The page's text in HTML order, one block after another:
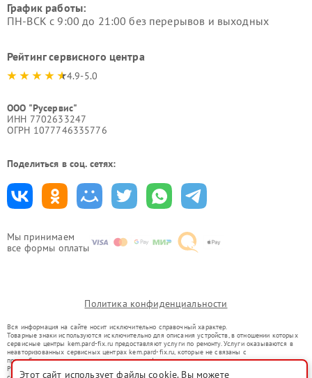
Мы принимаем
все формы оплаты
График работы:
ПН-ВСК с 9:00 до 21:00 без перерывов и выходных
Рейтинг сервисного центра
4.9-5.0
ООО "Русервис"
ИНН 7702633247
ОГРН 1077746335776
Поделиться в соц. сетях:
Политика конфиденциальности
Вся информация на сайте носит исключительно справочный характер.
Товарные знаки используются исключительно для описания устройств, в отношении которых
сервисные центры kem.pard-fix.ru предоставляют услуги по ремонту. Услуги оказываются в
неавторизованных сервисных центрах kem.pard-fix.ru, которые не связаны с
правообладателями товарных знаков или их официальными представителями.
Ремонт осуществляется для устройств, уже введенных в гражданский оборот в соответствии
Этот сайт использует файлы cookie. Вы можете